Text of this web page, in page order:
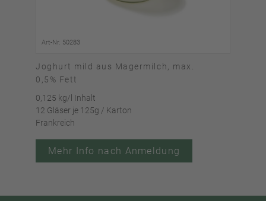
Art-Nr. 50283
Joghurt mild aus Magermilch, max.
0,5% Fett
0,125 kg/l Inhalt
12 Gläser je 125g / Karton
Frankreich
Mehr Info nach Anmeldung